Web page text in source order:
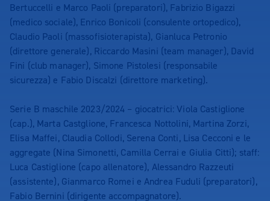
Bertuccelli e Marco Paoli (preparatori), Fabrizio Bigazzi
(medico sociale), Enrico Bonicoli (consulente ortopedico),
Claudio Paoli (massofisioterapista), Gianluca Petronio
(direttore generale), Riccardo Masini (team manager), David
Fini (club manager), Simone Pistolesi (responsabile
sicurezza) e Fabio Discalzi (direttore marketing).
Serie B maschile 2023/2024 – giocatrici: Viola Castiglione
(cap.), Marta Castglione, Francesca Nottolini, Martina Zorzi,
Elisa Maffei, Claudia Collodi, Serena Conti, Lisa Cecconi e le
aggregate (Nina Simonetti, Camilla Cerrai e Giulia Citti); staff:
Luca Castiglione (capo allenatore), Alessandro Razzeuti
(assistente), Gianmarco Romei e Andrea Fuduli (preparatori),
Fabio Bernini (dirigente accompagnatore).